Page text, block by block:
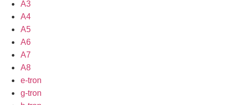
A3
A4
A5
A6
A7
A8
e-tron
g-tron